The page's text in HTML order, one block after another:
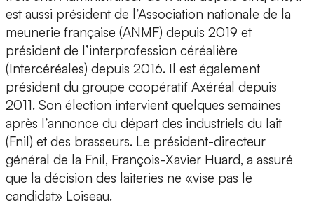
est aussi président de l’Association nationale de la
meunerie française (ANMF) depuis 2019 et
président de l’interprofession céréalière
(Intercéréales) depuis 2016. Il est également
président du groupe coopératif Axéréal depuis
2011. Son élection intervient quelques semaines
après l’annonce du départ des industriels du lait
(Fnil) et des brasseurs. Le président-directeur
général de la Fnil, François-Xavier Huard, a assuré
que la décision des laiteries ne «vise pas le
candidat» Loiseau.